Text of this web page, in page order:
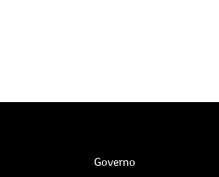
Governo